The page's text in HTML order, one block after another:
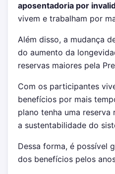
aposentadoria por
vivem e trabalham por
Além disso, a mudança
do aumento da
reservas maiores pela
Com os participantes
benefícios por mais
plano tenha uma reserva
a sustentabilidade do
Dessa forma, é possível
dos benefícios pelos